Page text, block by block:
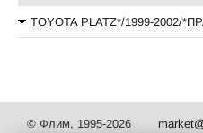
TOYOTA PLATZ*/1999-2002/
© Флим, 1995-2026